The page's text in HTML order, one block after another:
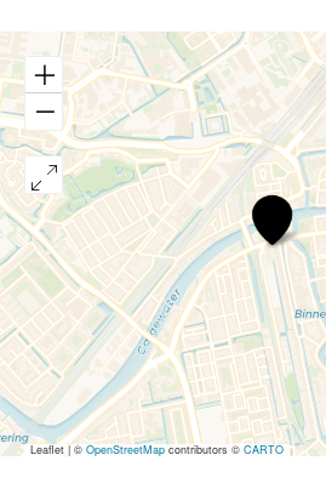
(35-
45
jaar)
Leaflet|© OpenStreetMapcontributors © CARTO